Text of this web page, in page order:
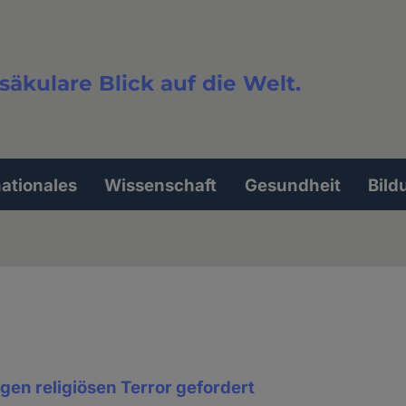
Blick auf die Welt.
Wissenschaft Gesundheit
religiösen Terror gefordert